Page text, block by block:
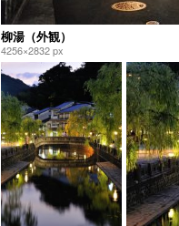
柳湯（外観）
4256×2832 px